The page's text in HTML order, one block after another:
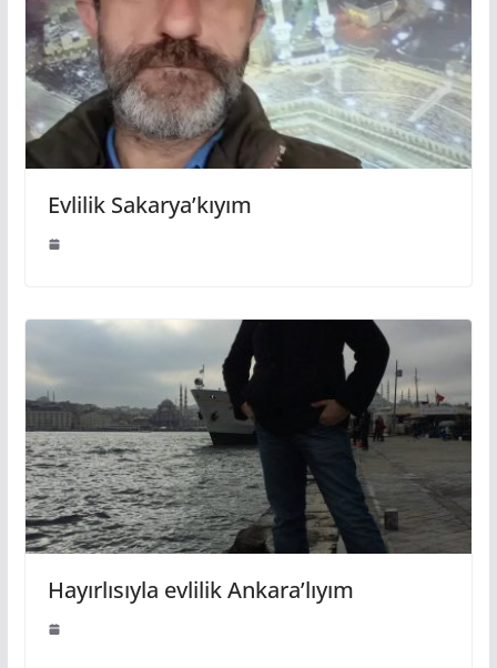
Evlilik Sakarya’kıyım
Hayırlısıyla evlilik Ankara’lıyım